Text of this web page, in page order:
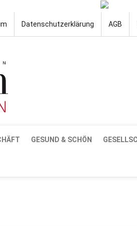
Datenschutzerklärung AGB
GESUND & SCHÖN